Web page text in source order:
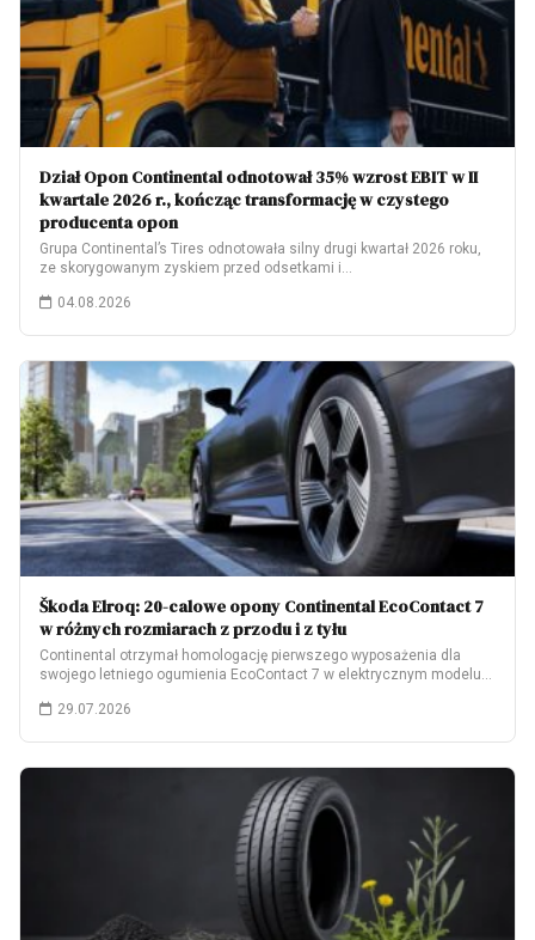
Dział Opon Continental odnotował 35% wzrost EBIT w II
kwartale 2026 r., kończąc transformację w czystego
producenta opon
Grupa Continental’s Tires odnotowała silny drugi kwartał 2026 roku,
ze skorygowanym zyskiem przed odsetkami i…
04.08.2026
Škoda Elroq: 20-calowe opony Continental EcoContact 7
w różnych rozmiarach z przodu i z tyłu
Continental otrzymał homologację pierwszego wyposażenia dla
swojego letniego ogumienia EcoContact 7 w elektrycznym modelu
29.07.2026